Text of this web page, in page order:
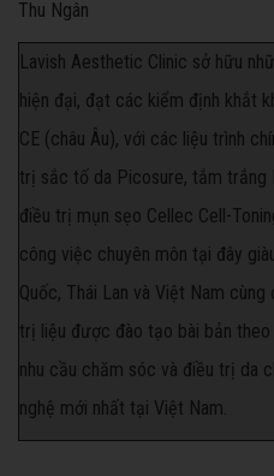
Thu Ngân
Lavish Aesthetic Clinic sở hữu
hiện đại, đạt các kiểm định khắt
CE (châu Âu), với các liệu trình
trị sắc tố da Picosure, tắm trắng
điều trị mụn sẹo Cellec Cell-
công việc chuyên môn tại đây
Quốc, Thái Lan và Việt Nam
trị liệu được đào tạo bài bản
nhu cầu chăm sóc và điều trị da
nghệ mới nhất tại Việt Nam.